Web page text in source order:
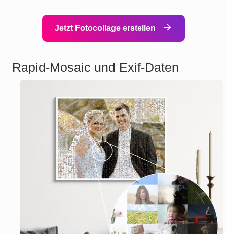
Jetzt Fotocollage erstellen
Rapid-Mosaic und Exif-Daten